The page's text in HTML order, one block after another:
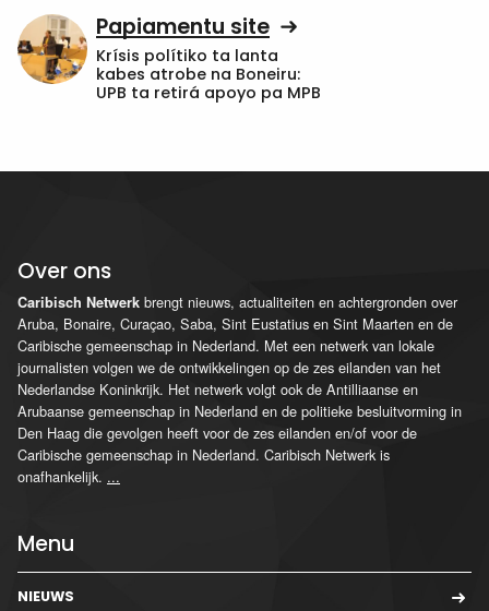
Papiamentu site
Krísis polítiko ta lanta
kabes atrobe na Boneiru:
UPB ta retirá apoyo pa MPB
Over ons
Caribisch Netwerk brengt nieuws, actualiteiten en achtergronden over
Aruba, Bonaire, Curaçao, Saba, Sint Eustatius en Sint Maarten en de
Caribische gemeenschap in Nederland. Met een netwerk van lokale
journalisten volgen we de ontwikkelingen op de zes eilanden van het
Nederlandse Koninkrijk. Het netwerk volgt ook de Antilliaanse en
Arubaanse gemeenschap in Nederland en de politieke besluitvorming in
Den Haag die gevolgen heeft voor de zes eilanden en/of voor de
Caribische gemeenschap in Nederland. Caribisch Netwerk is
onafhankelijk. ...
Menu
NIEUWS